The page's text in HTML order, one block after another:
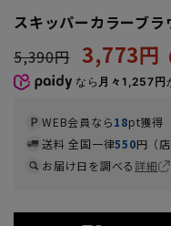
スキッパーカラーブラ
5,390円 3,773円
なら 月々1,257円
WEB会員なら18pt獲得
送料 全国一律550円（
お届け日を調べる詳細